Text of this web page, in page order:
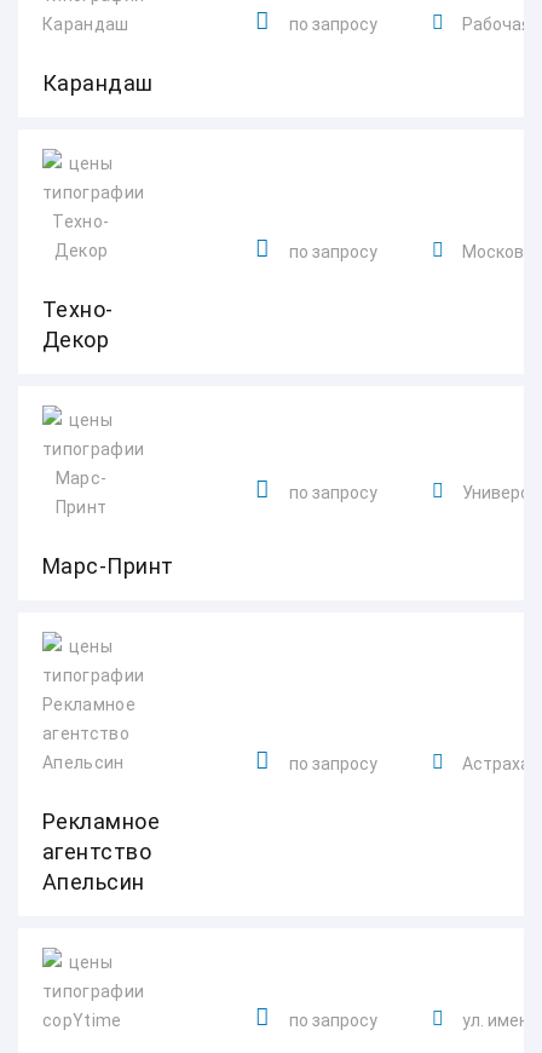
Карандаш
по запросу Рабочая
Техно-
Декор
по запросу
Марс-Принт
по запросу
Рекламное
агентство
Апельсин
по запросу
по запросу ул. имени